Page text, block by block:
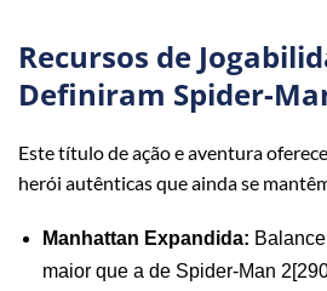
Recursos de
Definiram Spider-
Este título de ação e aventura
herói autênticas que ainda se
Manhattan Expandida:
maior que a de Spider-Man